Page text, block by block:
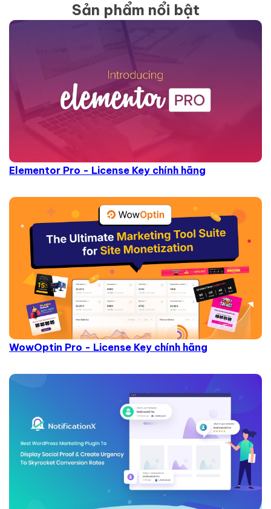
Sản phẩm nổi bật
Elementor Pro - License Key chính hãng
WowOptin Pro - License Key chính hãng